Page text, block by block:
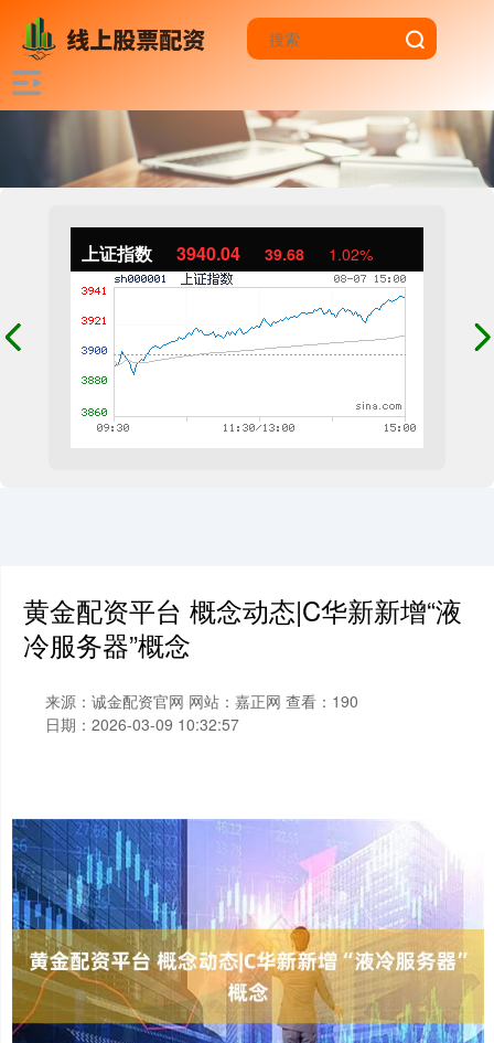
上证指数 3940.04 39.68 1.02%
黄金配资平台 概念动态|C华新新增“液
冷服务器”概念
来源：诚金配资官网 网站：嘉正网 查看：190
日期：2026-03-09 10:32:57